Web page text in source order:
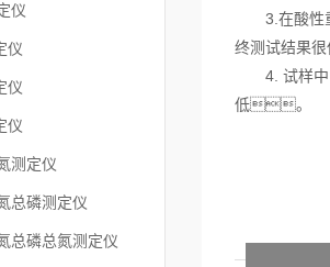
仪
仪
仪
仪
测定仪
总磷测定仪
总磷总氮测定仪
3.在酸性
终测试结果
4. 试样中
低。